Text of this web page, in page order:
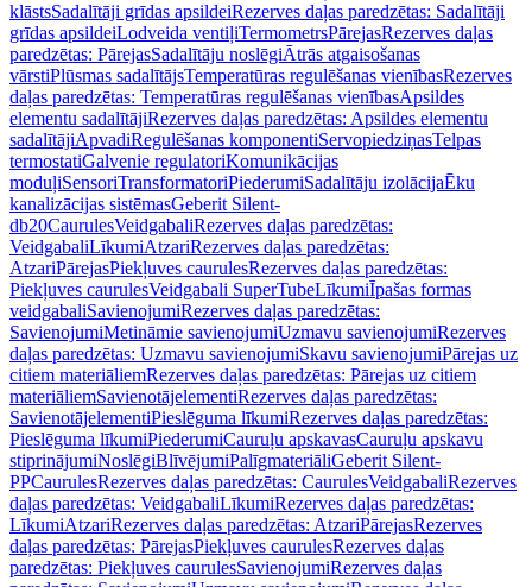
klāstsSadalītāji grīdas apsildeiRezerves daļas paredzētas: Sadalītāji
grīdas apsildeiLodveida ventiļiTermometrsPārejasRezerves daļas
paredzētas: PārejasSadalītāju noslēgiĀtrās atgaisošanas
vārstiPlūsmas sadalītājsTemperatūras regulēšanas vienībasRezerves
daļas paredzētas: Temperatūras regulēšanas vienībasApsildes
elementu sadalītājiRezerves daļas paredzētas: Apsildes elementu
sadalītājiApvadiRegulēšanas komponentiServopiedziņasTelpas
termostatiGalvenie regulatoriKomunikācijas
moduļiSensoriTransformatoriPiederumiSadalītāju izolācijaĒku
kanalizācijas sistēmasGeberit Silent-
db20CaurulesVeidgabaliRezerves daļas paredzētas:
VeidgabaliLīkumiAtzariRezerves daļas paredzētas:
AtzariPārejasPiekļuves caurulesRezerves daļas paredzētas:
Piekļuves caurulesVeidgabali SuperTubeLīkumiĪpašas formas
veidgabaliSavienojumiRezerves daļas paredzētas:
SavienojumiMetināmie savienojumiUzmavu savienojumiRezerves
daļas paredzētas: Uzmavu savienojumiSkavu savienojumiPārejas uz
citiem materiāliemRezerves daļas paredzētas: Pārejas uz citiem
materiāliemSavienotājelementiRezerves daļas paredzētas:
SavienotājelementiPieslēguma līkumiRezerves daļas paredzētas:
Pieslēguma līkumiPiederumiCauruļu apskavasCauruļu apskavu
stiprinājumiNoslēgiBlīvējumiPalīgmateriāliGeberit Silent-
PPCaurulesRezerves daļas paredzētas: CaurulesVeidgabaliRezerves
daļas paredzētas: VeidgabaliLīkumiRezerves daļas paredzētas:
LīkumiAtzariRezerves daļas paredzētas: AtzariPārejasRezerves
daļas paredzētas: PārejasPiekļuves caurulesRezerves daļas
paredzētas: Piekļuves caurulesSavienojumiRezerves daļas